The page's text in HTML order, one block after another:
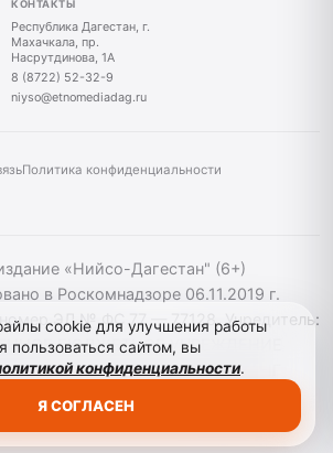
КОНТАКТЫ
Республика Дагестан, г.
Махачкала, пр.
Насрутдинова, 1А
8 (8722) 52-32-9
niyso@etnomediadag.ru
Политика конфиденциальности
«Нийсо-Дагестан" (6+)
в Роскомнадзоре 06.11.2019 г.
ЭЛ № ФС 77 — 77128. Учредитель:
БЮДЖЕТНОЕ УЧРЕЖДЕНИЕ
"ЭТНОМЕДИАХОЛДИНГ
cookie для улучшения работы
пользоваться сайтом, вы
конфиденциальности.
Я СОГЛАСЕН